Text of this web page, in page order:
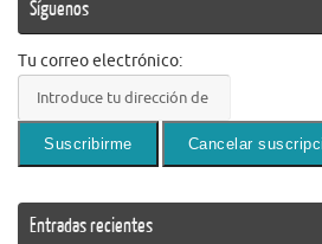
Síguenos
Tu correo electrónico:
Entradas recientes